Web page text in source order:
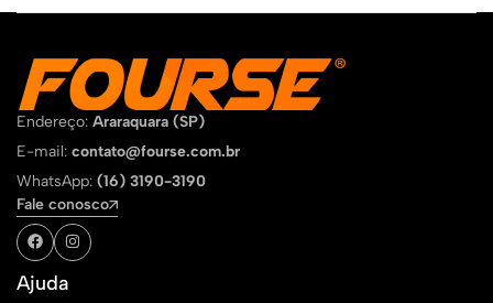
Endereço: Araraquara (SP)
E-mail: contato@fourse.com.br
WhatsApp: (16) 3190-3190
Fale conosco
Ajuda